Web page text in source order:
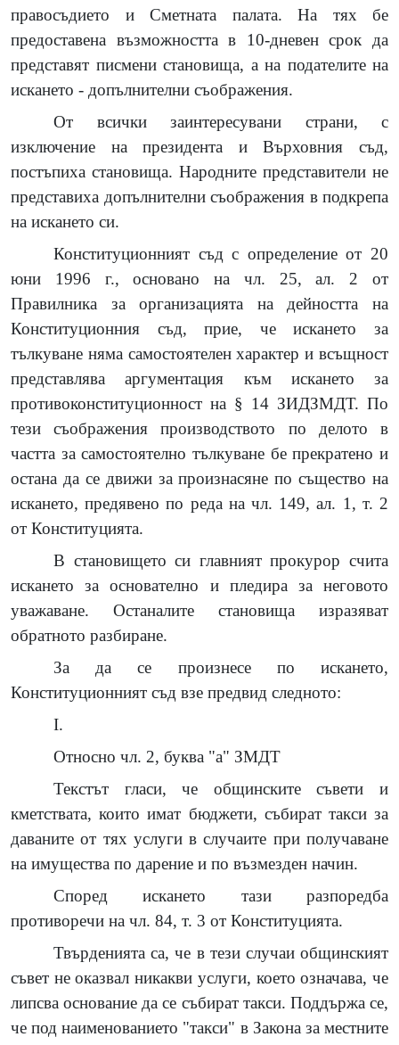
правосъдието и Сметната палата. На тях бе
предоставена възможността в 10-дневен срок да
представят писмени становища, а на подателите на
искането - допълнителни съображения.
От всички заинтересувани страни, с
изключение на президента и Върховния съд,
постъпиха становища. Народните представители не
представиха допълнителни съображения в подкрепа
на искането си.
Конституционният съд с определение от 20
юни 1996 г., основано на чл. 25, ал. 2 от
Правилника за организацията на дейността на
Конституционния съд, прие, че искането за
тълкуване няма самостоятелен характер и всъщност
представлява аргументация към искането за
противоконституционност на § 14 ЗИДЗМДТ. По
тези съображения производството по делото в
частта за самостоятелно тълкуване бе прекратено и
остана да се движи за произнасяне по същество на
искането, предявено по реда на чл. 149, ал. 1, т. 2
от Конституцията.
В становището си главният прокурор счита
искането за основателно и пледира за неговото
уважаване. Останалите становища изразяват
обратното разбиране.
За да се произнесе по искането,
Конституционният съд взе предвид следното:
I.
Относно чл. 2, буква "а" ЗМДТ
Текстът гласи, че общинските съвети и
кметствата, които имат бюджети, събират такси за
даваните от тях услуги в случаите при получаване
на имущества по дарение и по възмезден начин.
Според искането тази разпоредба
противоречи на чл. 84, т. 3 от Конституцията.
Твърденията са, че в тези случаи общинският
съвет не оказвал никакви услуги, което означава, че
липсва основание да се събират такси. Поддържа се,
че под наименованието "такси" в Закона за местните